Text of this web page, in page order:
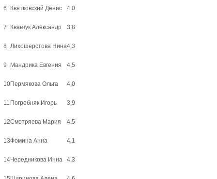
6 Квятковский Денис 4,0
7 Квавчук Александр 3,8
8 Лихошерстова Нина4,3
9 Мандрика Евгения 4,5
10Пермякова Ольга 4,0
11 Погребняк Игорь 3,9
12Смотряева Мария 4,5
13Фомина Анна 4,1
14Чередникова Инна 4,3